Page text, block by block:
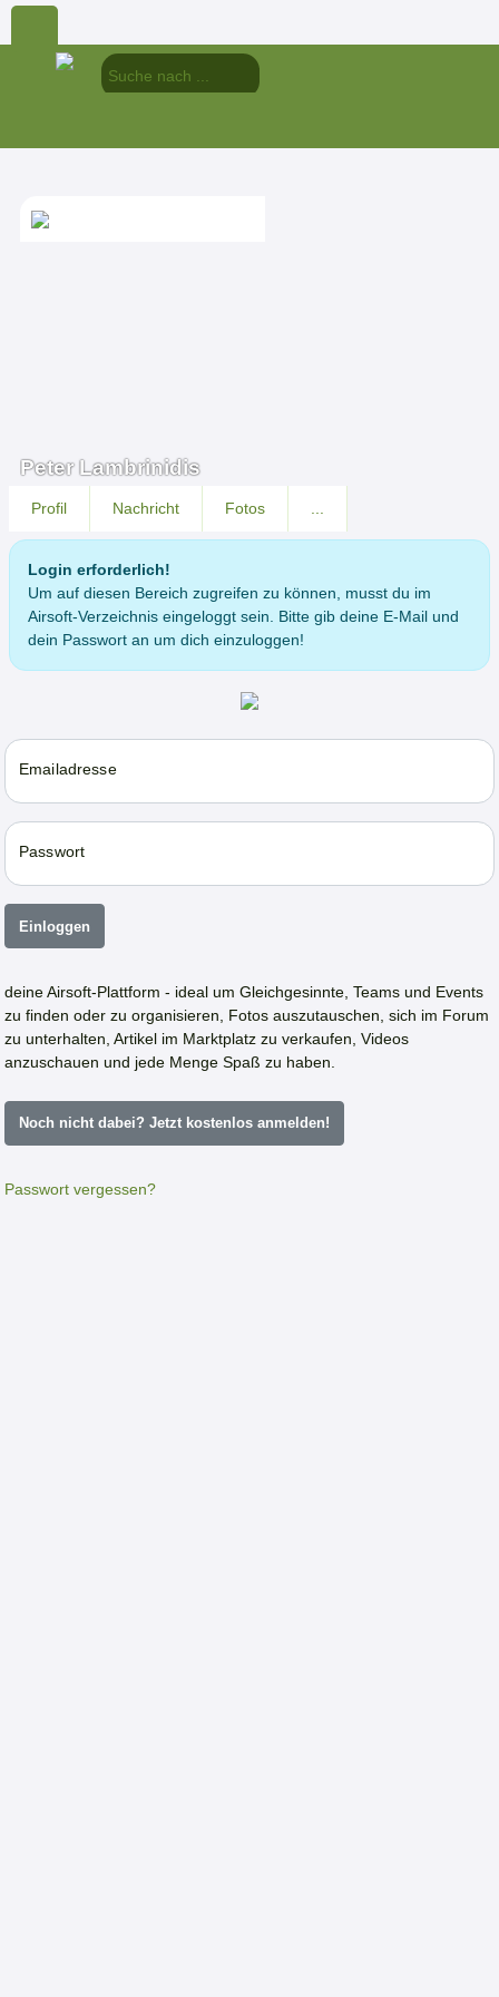
Peter Lambrinidis
Profil Nachricht Fotos
Login erforderlich!
Um auf diesen Bereich zugreifen zu können, musst du im
Airsoft-Verzeichnis eingeloggt sein. Bitte gib deine E-Mail und
dein Passwort an um dich einzuloggen!
Emailadresse
Passwort
Einloggen
deine Airsoft-Plattform - ideal um Gleichgesinnte, Teams und Events
zu finden oder zu organisieren, Fotos auszutauschen, sich im Forum
zu unterhalten, Artikel im Marktplatz zu verkaufen, Videos
anzuschauen und jede Menge Spaß zu haben.
Noch nicht dabei? Jetzt kostenlos anmelden!
Passwort vergessen?